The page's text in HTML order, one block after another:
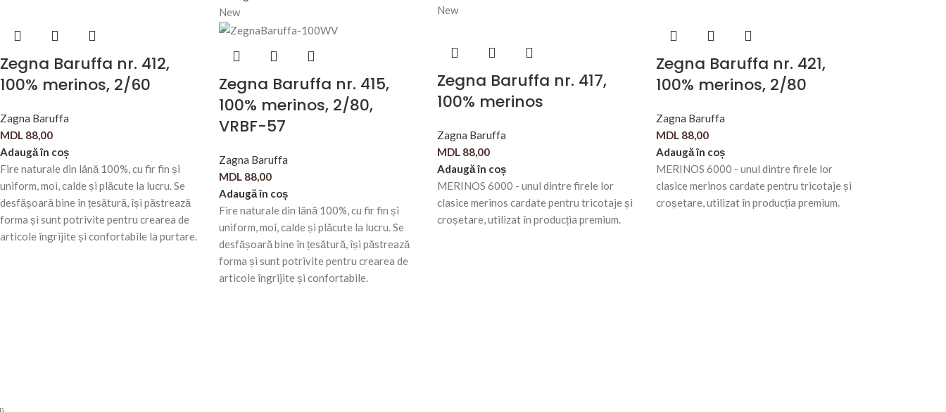
Zegna Baruffa nr. 412,
100% merinos, 2/60
Zagna Baruffa
MDL 88,00
Adaugă în coș
Fire naturale din lână 100%, cu fir fin și
uniform, moi, calde și plăcute la lucru. Se
desfășoară bine în țesătură, își păstrează
forma și sunt potrivite pentru crearea de
articole îngrijite și confortabile la purtare.
New
Zegna Baruffa nr. 415,
100% merinos, 2/80,
VRBF-57
Zagna Baruffa
MDL88,00
Adaugă în coș
Fire naturale din lână 100%, cu fir fin și
uniform, moi, calde și plăcute la lucru. Se
desfășoară bine în țesătură, își păstrează
forma și sunt potrivite pentru crearea de
articole îngrijite și confortabile.
New
Zegna Baruffa nr. 417,
100% merinos
Zagna Baruffa
MDL 88,00
Adaugă în coș
MERINOS 6000 - unul dintre firele lor
clasice merinos cardate pentru tricotaje și
croșetare, utilizat în producția premium.
Zegna Baruffa nr. 421,
100% merinos, 2/80
Zagna Baruffa
MDL88,00
Adaugă în coș
MERINOS 6000 - unul dintre firele lor
clasice merinos cardate pentru tricotaje și
croșetare, utilizat în producția premium.